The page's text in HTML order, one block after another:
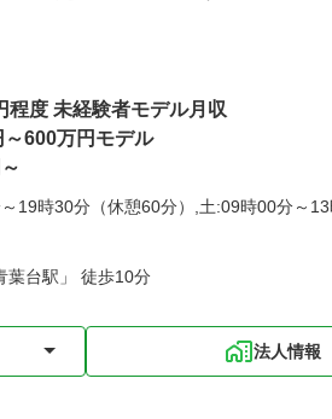
程度 未経験者モデル月収
～600万円モデル
19時30分（休憩60分）,土:09時00分～
葉台駅」 徒歩10分
法人情報